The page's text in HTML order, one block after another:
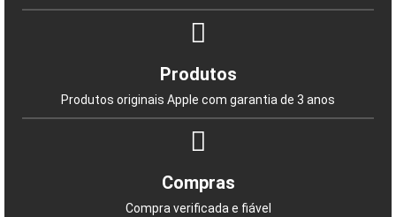
Produtos
Produtos originais Apple com garantia de 3 anos
Compras
Compra verificada e fiável